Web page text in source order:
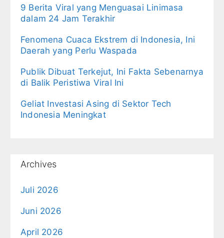
9 Berita Viral yang Menguasai Linimasa
dalam 24 Jam Terakhir
Fenomena Cuaca Ekstrem di Indonesia, Ini
Daerah yang Perlu Waspada
Publik Dibuat Terkejut, Ini Fakta Sebenarnya
di Balik Peristiwa Viral Ini
Geliat Investasi Asing di Sektor Tech
Indonesia Meningkat
Archives
Juli 2026
Juni 2026
April 2026